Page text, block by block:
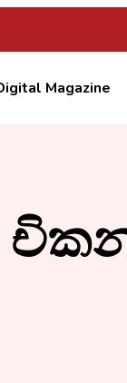
Magazine